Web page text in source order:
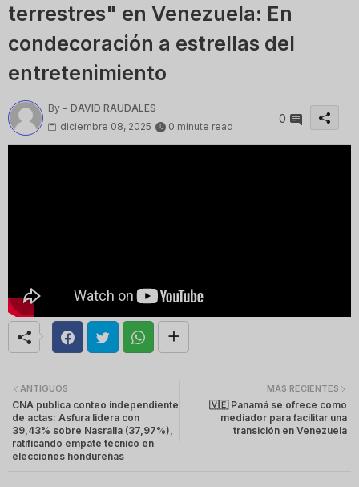
terrestres" en Venezuela: En
condecoración a estrellas del
entretenimiento
By - DAVID RAUDALES
diciembre 08, 2025
0 minute read
0
MÁS RECIENTES
🇻🇪 Panamá se ofrece como
mediador para facilitar una
transición en Venezuela
ANTIGUOS
CNA publica conteo independiente
de actas: Asfura lidera con
39,43% sobre Nasralla (37,97%),
ratificando empate técnico en
elecciones hondureñas